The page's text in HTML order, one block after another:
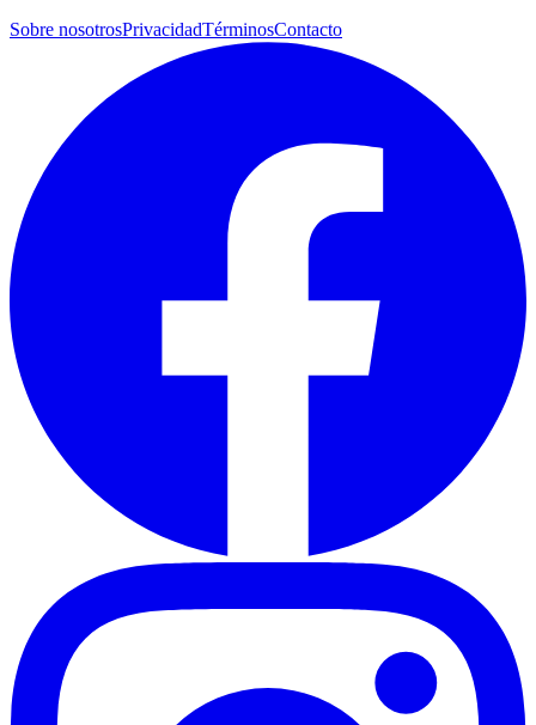
Sobre nosotrosPrivacidadTérminosContacto